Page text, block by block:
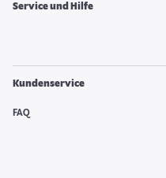
Service und Hilfe
Kundenservice
FAQ